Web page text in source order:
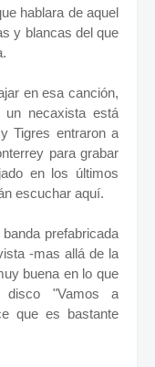
hablara de aquel
y blancas del que
en esa canción,
necaxista está
Tigres entraron a
para grabar
en los últimos
escuchar aquí.
prefabricada
-mas allá de la
buena en lo que
"Vamos a
que es bastante